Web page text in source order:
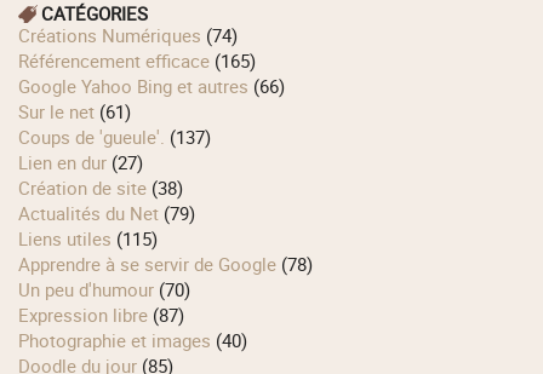
CATÉGORIES
Créations Numériques (74)
Référencement efficace (165)
Google Yahoo Bing et autres (66)
Sur le net (61)
Coups de 'gueule'. (137)
Lien en dur (27)
Création de site (38)
Actualités du Net (79)
Liens utiles (115)
Apprendre à se servir de Google (78)
Un peu d'humour (70)
Expression libre (87)
Photographie et images (40)
Doodle du jour (85)